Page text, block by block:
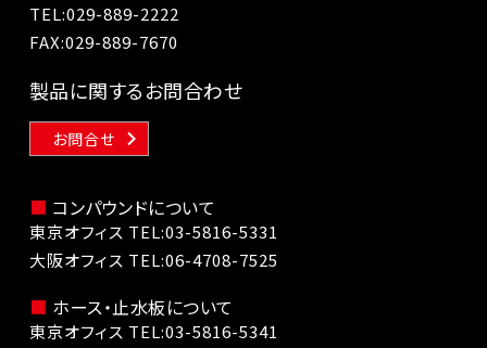
TEL:029-889-2222
FAX:029-889-7670
製品に関するお問合わせ
お問合せ
コンパウンドについて
東京オフィス TEL:03-5816-5331
大阪オフィス TEL:06-4708-7525
ホース・止水板について
東京オフィス TEL:03-5816-5341